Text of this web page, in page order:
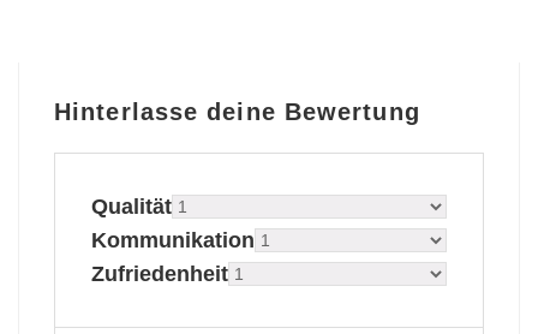
Hinterlasse deine Bewertung
Qualität
Kommunikation
Zufriedenheit